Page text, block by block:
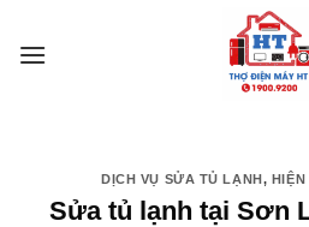
DỊCH VỤ SỬA TỦ LẠNH, HIỆN
Sửa tủ lạnh tại Sơn